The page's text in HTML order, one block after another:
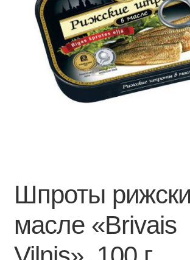
Шпроты
масле «Brivais